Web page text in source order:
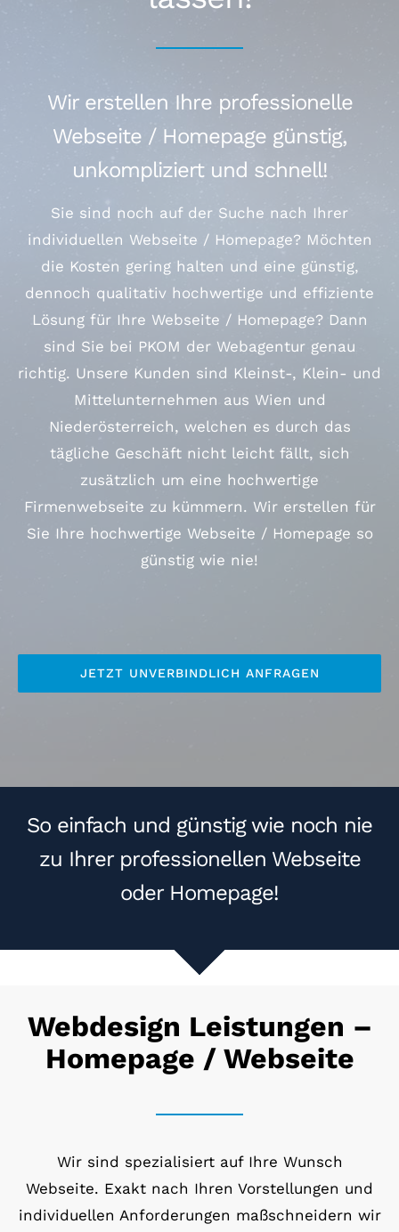
Wir erstellen Ihre professionelle
Webseite / Homepage günstig,
unkompliziert und schnell!
Sie sind noch auf der Suche nach Ihrer
individuellen Webseite / Homepage? Möchten
die Kosten gering halten und eine günstig,
dennoch qualitativ hochwertige und effiziente
Lösung für Ihre Webseite / Homepage? Dann
sind Sie bei PKOM der Webagentur genau
richtig. Unsere Kunden sind Kleinst-, Klein- und
Mittelunternehmen aus Wien und
Niederösterreich, welchen es durch das
tägliche Geschäft nicht leicht fällt, sich
zusätzlich um eine hochwertige
Firmenwebseite zu kümmern. Wir erstellen für
Sie Ihre hochwertige Webseite / Homepage so
günstig wie nie!
JETZT UNVERBINDLICH ANFRAGEN
So einfach und günstig wie noch nie
zu Ihrer professionellen Webseite
oder Homepage!
Webdesign Leistungen –
Homepage / Webseite
Wir sind spezialisiert auf Ihre Wunsch
Webseite. Exakt nach Ihren Vorstellungen und
individuellen Anforderungen maßschneidern wir